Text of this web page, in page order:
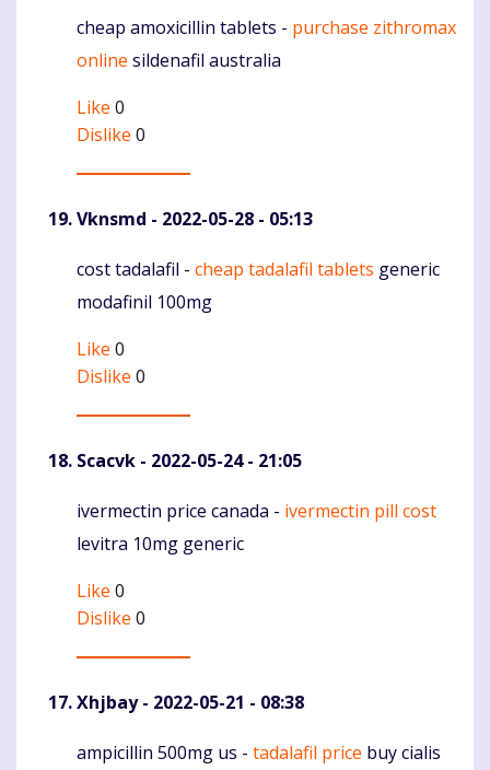
Komentaras
cheap amoxicillin tablets - purchase zithromax
online sildenafil australia
Like 0
Dislike 0
Vknsmd - 2022-05-28 - 05:13
Komentaras
cost tadalafil - cheap tadalafil tablets generic
modafinil 100mg
Like 0
Dislike 0
Scacvk - 2022-05-24 - 21:05
Komentaras
ivermectin price canada - ivermectin pill cost
levitra 10mg generic
Like 0
Dislike 0
Xhjbay- 2022-05-21 - 08:38
Komentaras
ampicillin 500mg us - tadalafil price buy cialis